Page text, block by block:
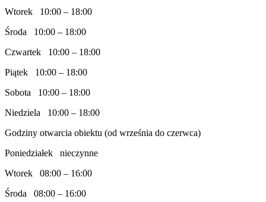
Wtorek 10:00 – 18:00
Środa 10:00 – 18:00
Czwartek 10:00 – 18:00
Piątek 10:00 – 18:00
Sobota 10:00 – 18:00
Niedziela 10:00 – 18:00
Godziny otwarcia obiektu (od września do czerwca)
Poniedziałek nieczynne
Wtorek 08:00 – 16:00
Środa 08:00 – 16:00